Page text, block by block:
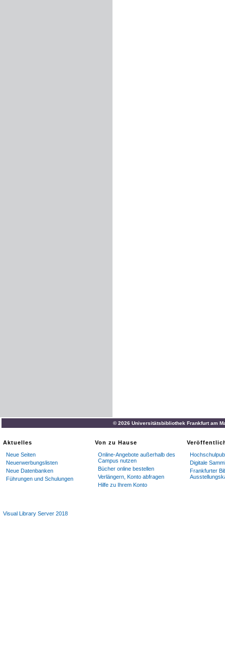
© 2026 Universitätsbibliothek Frankfurt am
Aktuelles
Neue Seiten
Neuerwerbungslisten
Neue Datenbanken
Führungen und Schulungen
Von zu Hause
Online-Angebote außerhalb des
Campus nutzen
Bücher online bestellen
Verlängern, Konto abfragen
Hilfe zu Ihrem Konto
Digitale
Frankfurter
Visual Library Server 2018